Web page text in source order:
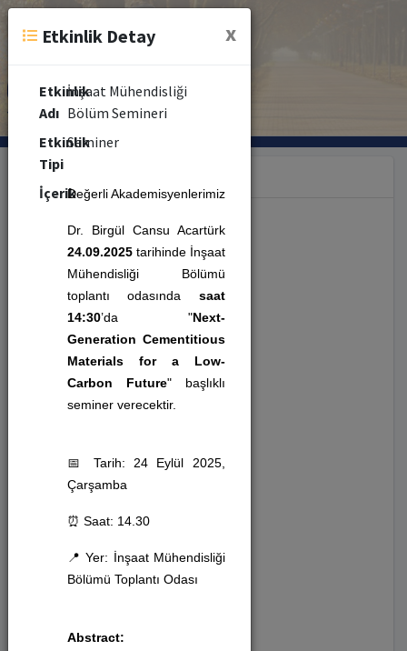
Kategori
Etkinlik (353)
Seminer (479)
Kurs (8)
Tiyatro (12)
Etkinlik Detay x
Etkinlik
Adı
İnşaat Mühendisliği
Bölüm Semineri
Etkinlik
Tipi
Seminer
İçerikDeğerli Akademisyenlerimiz
Dr. Birgül Cansu Acartürk
24.09.2025tarihinde İnşaat
Mühendisliği Bölümü
toplantı odasında saat
14:30’da "Next-
Generation Cementitious
Materials for a Low-
Carbon Future" başlıklı
seminer verecektir.
📅 Tarih: 24 Eylül 2025,
Çarşamba
⏰ Saat: 14.30
📍 Yer: İnşaat Mühendisliği
Bölümü Toplantı Odası
Abstract: